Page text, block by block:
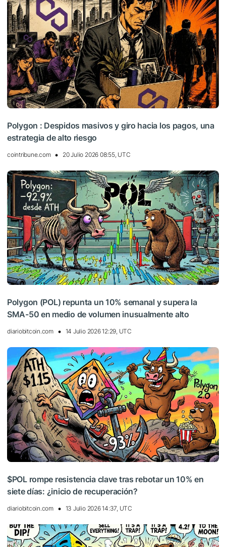
Polygon : Despidos masivos y giro hacia los pagos, una
estrategia de alto riesgo
cointribune.com 20 Julio 2026 08:55, UTC
Polygon (POL) repunta un 10% semanal y supera la
SMA-50 en medio de volumen inusualmente alto
diariobitcoin.com 14 Julio 2026 12:29, UTC
$POL rompe resistencia clave tras rebotar un 10% en
siete días: ¿inicio de recuperación?
diariobitcoin.com 13 Julio 2026 14:37, UTC